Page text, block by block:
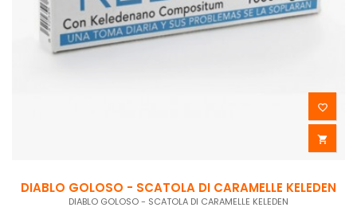


DIABLO GOLOSO - SCATOLA DI CARAMELLE KELEDEN
DIABLO GOLOSO - SCATOLA DI CARAMELLE KELEDEN